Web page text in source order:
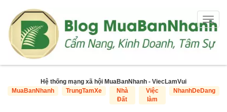
Hệ thống mạng xã hội MuaBanNhanh - ViecLamVui
MuaBanNhanh
TrungTamXe
Nhà
Đất
Việc
làm
NhanhDeDang